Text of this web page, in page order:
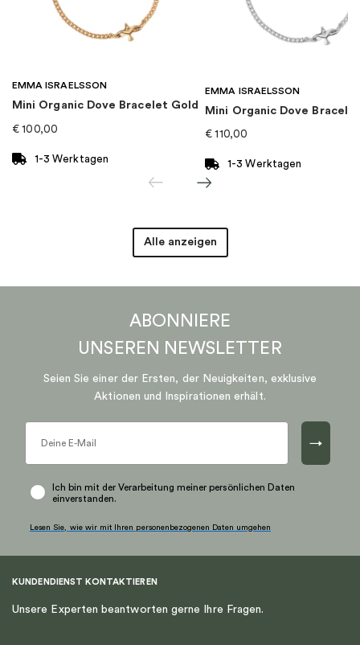
EAN: 4051245143744
Kategorie: Charms
Marke Thomas Sabo
EMMA ISRAELSSON
Mini Organic Dove Bracelet Gold
€ 100,00
1-3 Werktagen
EMMA ISRAELSSON
Mini Organic Dove
€ 110,00
1-3 Werktagen
Alle anzeigen
ABONNIERE
UNSEREN NEWSLETTER
Seien Sie einer der Ersten, der Neuigkeiten, exklusive
Aktionen und Inspirationen erhält.
→
Ich bin mit der Verarbeitung meiner persönlichen Daten
einverstanden.
Lesen Sie, wie wir mit Ihren personenbezogenen Daten umgehen
KUNDENDIENST KONTAKTIEREN
Unsere Experten beantworten gerne Ihre Fragen.